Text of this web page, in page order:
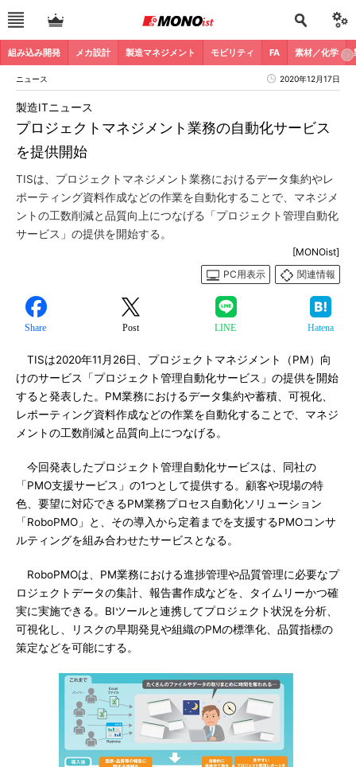
組み込み開発 メカ設計 製造マネジメント モビリティ FA 素材／化学
ニュース 2020年12月17日
プロジェクトマネジメント業務の自動化サービス
を提供開始
製造ITニュース
TISは、プロジェクトマネジメント業務におけるデータ集約やレ
ポーティング資料作成などの作業を自動化することで、マネジメ
ントの工数削減と品質向上につなげる「プロジェクト管理自動化
サービス」の提供を開始する。
[MONOist]
PC用表示
関連情報
Share Post LINE Hatena
TISは2020年11月26日、プロジェクトマネジメント（PM）向
けのサービス「プロジェクト管理自動化サービス」の提供を開始
すると発表した。PM業務におけるデータ集約や蓄積、可視化、
レポーティング資料作成などの作業を自動化することで、マネジ
メントの工数削減と品質向上につなげる。
今回発表したプロジェクト管理自動化サービスは、同社の
「PMO支援サービス」の1つとして提供する。顧客や現場の特
色、要望に対応できるPM業務プロセス自動化ソリューション
「RoboPMO」と、その導入から定着までを支援するPMOコンサ
ルティングを組み合わせたサービスとなる。
RoboPMOは、PM業務における進捗管理や品質管理に必要なプ
ロジェクトデータの集計、報告書作成などを、タイムリーかつ確
実に実施できる。BIツールと連携してプロジェクト状況を分析、
可視化し、リスクの早期発見や組織のPMの標準化、品質指標の
策定などを可能にする。